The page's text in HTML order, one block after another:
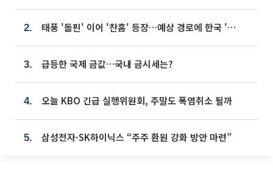
2. 태풍 '돌핀' 이어 '찬홈' 등장…예상 경로에 한국 '한숨'
3. 급등한 국제 금값…국내 금시세는?
4. 오늘 KBO 긴급 실행위원회, 주말도 폭염취소 될까
5. 삼성전자·SK하이닉스 “주주 환원 강화 방안 마련”